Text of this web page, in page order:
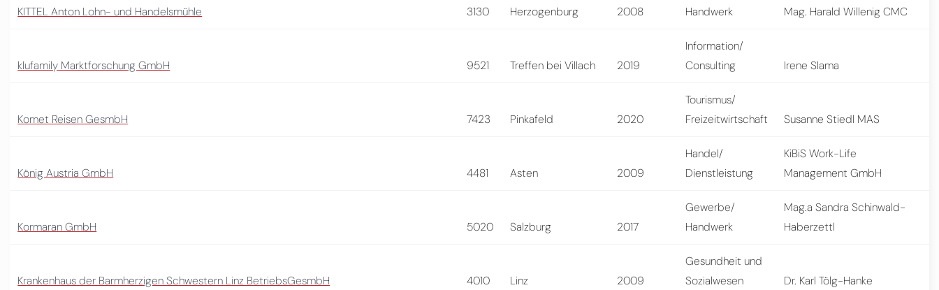
KITTEL Anton Lohn- und Handelsmühle 3130 Herzogenburg 2008
Handwerk
Mag. Harald Willenig CMC
klufamily Marktforschung GmbH 9521 Treffen bei Villach 2019
Information/
Consulting
Irene Slama
Komet Reisen GesmbH 7423 Pinkafeld 2020
Tourismus/
Freizeitwirtschaft
Susanne Stiedl MAS
König Austria GmbH 4481 Asten 2009
Handel/
Dienstleistung
KiBiS Work-Life
Management GmbH
Kormaran GmbH 5020 Salzburg 2017
Gewerbe/
Handwerk
Mag.a Sandra Schinwald-
Haberzettl
Krankenhaus der Barmherzigen Schwestern Linz BetriebsGesmbH 4010 Linz 2009
Gesundheit und
Sozialwesen
Dr. Karl Tölg-Hanke